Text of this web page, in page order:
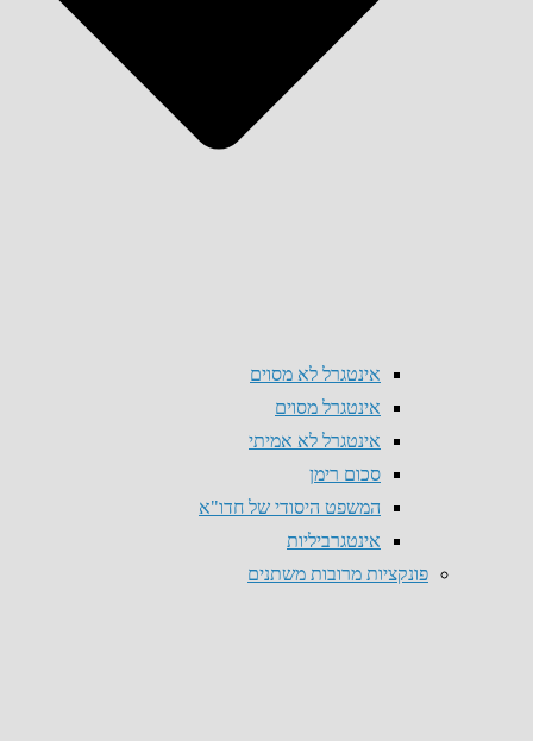
אינטגרל לא מסוים
אינטגרל מסוים
אינטגרל לא אמיתי
סכום רימן
המשפט היסודי של חדו"א
אינטגרביליות
פונקציות מרובות משתנים